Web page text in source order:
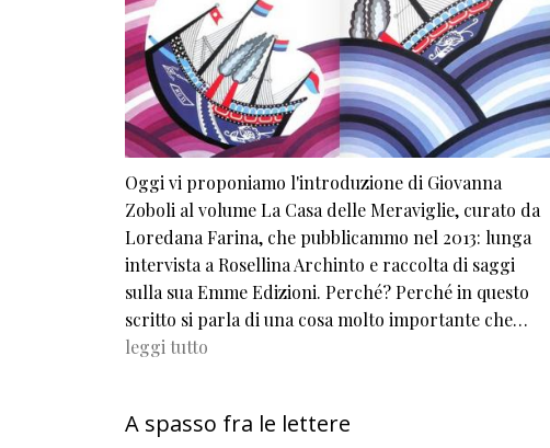
Oggi vi proponiamo l'introduzione di Giovanna
Zoboli al volume La Casa delle Meraviglie, curato da
Loredana Farina, che pubblicammo nel 2013: lunga
intervista a Rosellina Archinto e raccolta di saggi
sulla sua Emme Edizioni. Perché? Perché in questo
scritto si parla di una cosa molto importante che…
leggi tutto
A spasso fra le lettere